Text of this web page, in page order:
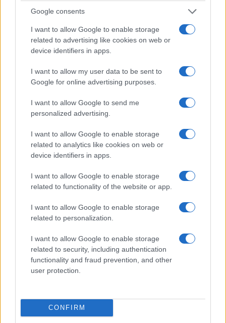
Google consents
I want to allow Google to enable storage
related to advertising like cookies on web or
device identifiers in apps.
I want to allow my user data to be sent to
Google for online advertising purposes.
I want to allow Google to send me
personalized advertising.
I want to allow Google to enable storage
related to analytics like cookies on web or
device identifiers in apps.
I want to allow Google to enable storage
related to functionality of the website or app.
I want to allow Google to enable storage
related to personalization.
I want to allow Google to enable storage
related to security, including authentication
functionality and fraud prevention, and other
user protection.
CONFIRM
ERTFLIX
Το ντοκιμαντέρ της ΕΡΤ «Πορεία στο
χρόνο» επέλεξε η Αντιπροσωπεία της
Ευρωπαϊκής Επιτροπής στην Ελλάδα
με αφορμή την Ημέρα Μνήμης των
Θυμάτων του Ολοκαυτώματος
29/01/2023